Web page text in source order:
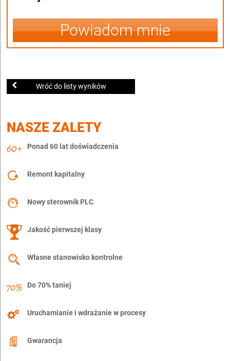
Powiadom mnie
Wróć do listy wyników
NASZE ZALETY
Ponad 60 lat doświadczenia
Remont kapitalny
Nowy sterownik PLC
Jakość pierwszej klasy
Własne stanowisko kontrolne
Do 70% taniej
Uruchamianie i wdrażanie w procesy
Gwarancja